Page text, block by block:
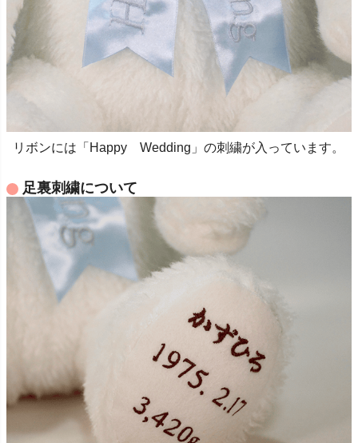
リボンには「Happy Wedding」の刺繍が入っています。
足裏刺繍について